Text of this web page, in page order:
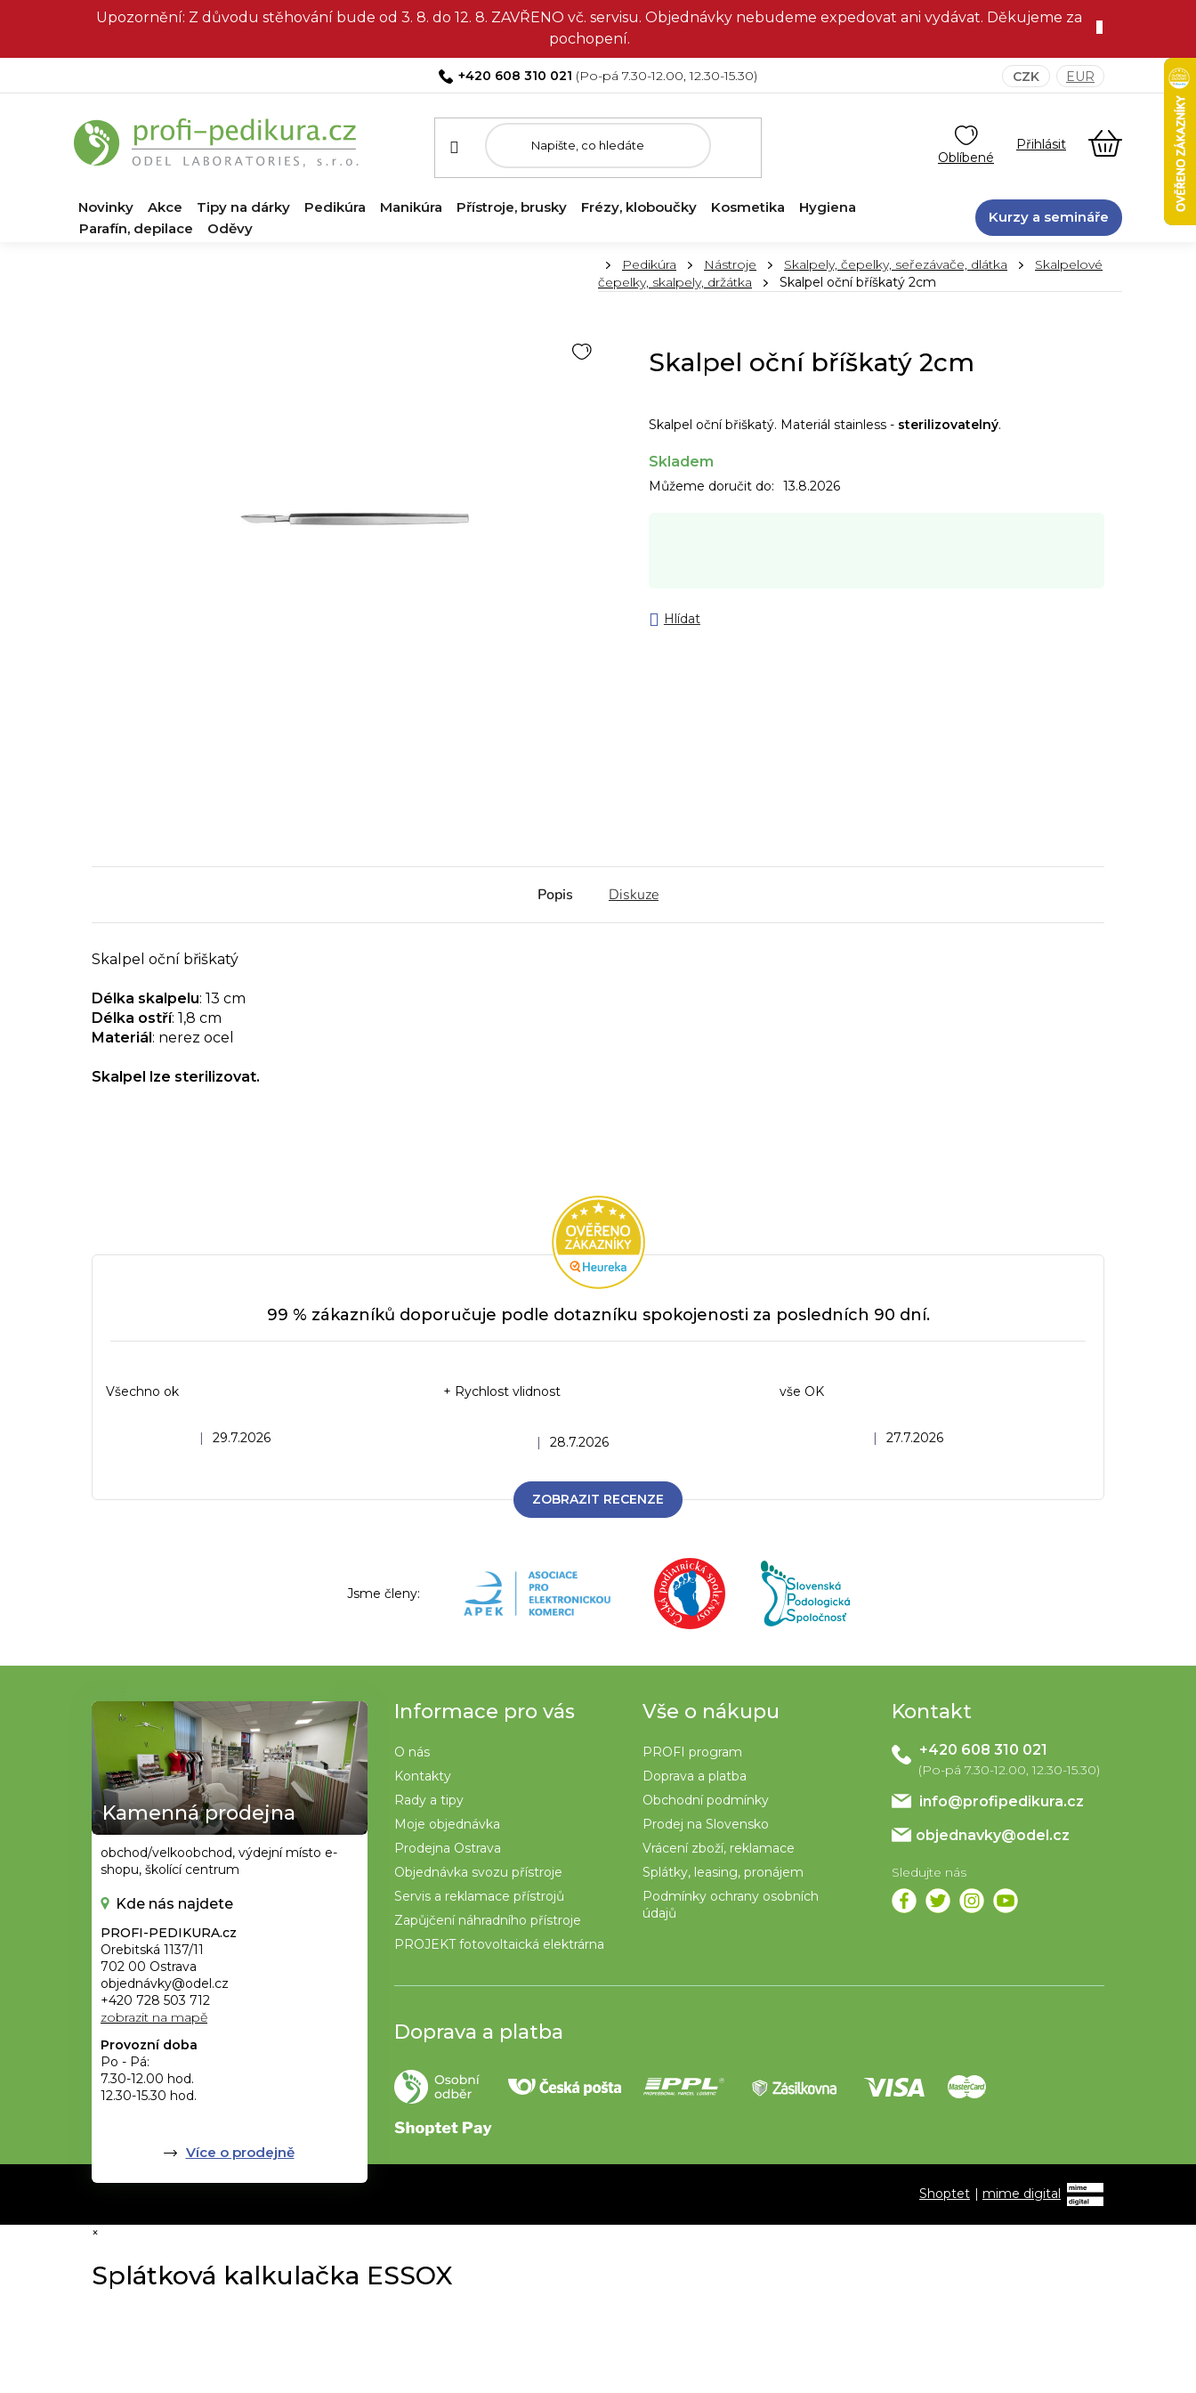
Upozornění: Z důvodu stěhování bude od 3. 8. do 12. 8. ZAVŘENO vč. servisu. Objednávky nebudeme expedovat ani vydávat. Děkujeme za
pochopení.
+420 608 310 021 CZK EUR
NÁKUPNÍ
KOŠÍK
Novinky Akce Tipy na dárky Pedikúra Manikúra Přístroje, brusky Frézy, kloboučky Kosmetika
Hygiena
Parafín, depilace
Oděvy
Kurzy a semináře
DomůPedikúra Nástroje Skalpely, čepelky, seřezávače, dlátka
Skalpelové
čepelky, skalpely, držátka
Skalpel oční bříškatý 2cm
Skalpel oční bříškatý 2cm
Skalpel oční břiškatý. Materiál stainless - sterilizovatelný.
Skladem
Můžeme doručit do: 13.8.2026
Hlídat
Popis Diskuze
Skalpel oční břiškatý
Délka skalpelu: 13 cm
Délka ostří: 1,8 cm
Materiál : nerez ocel
Skalpel lze sterilizovat.
99 % zákazníků doporučuje podle dotazníku spokojenosti za posledních 90 dní.
Hodnocení obchodu je 5 z 5 hvězdiček.
| 29.7.2026
Všechno ok
Hodnocení obchodu je 5 z 5 hvězdiček.
| 28.7.2026
+ Rychlost vlidnost
Hodnocení obchodu je 5 z 5 hvězdiček.
| 27.7.2026
vše OK
ZOBRAZIT RECENZE
Jsme členy:
Informace pro vás
O nás
Kontakty
Rady a tipy
Moje objednávka
Prodejna Ostrava
Objednávka svozu přístroje
Servis a reklamace přístrojů
Zapůjčení náhradního přístroje
PROJEKT fotovoltaická elektrárna
Vše o nákupu
PROFI program
Doprava a platba
Obchodní podmínky
Prodej na Slovensko
Vrácení zboží, reklamace
Splátky, leasing, pronájem
Podmínky ochrany osobních
údajů
Kontakt
info@profipedikura.cz
+420 608 310 021
objednavky@odel.cz
Kamenná prodejna
obchod/velkoobchod, výdejní místo e-
shopu, školící centrum
Kde nás najdete
PROFI-PEDIKURA.cz
Orebitská 1137/11
702 00 Ostrava
objednávky@odel.cz
+420 728 503 712
zobrazit na mapě
Provozní doba
Po - Pá:
7.30-12.00 hod.
12.30-15.30 hod.
Více o prodejně
Doprava a platba
Shoptet | mime digital
×
Splátková kalkulačka ESSOX